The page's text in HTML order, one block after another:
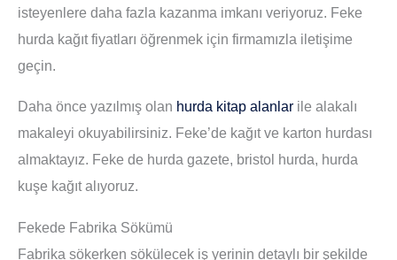
isteyenlere daha fazla kazanma imkanı veriyoruz. Feke
hurda kağıt fiyatları öğrenmek için firmamızla iletişime
geçin.
Daha önce yazılmış olan hurda kitap alanlar ile alakalı
makaleyi okuyabilirsiniz. Feke’de kağıt ve karton hurdası
almaktayız. Feke de hurda gazete, bristol hurda, hurda
kuşe kağıt alıyoruz.
Fekede Fabrika Sökümü
Fabrika sökerken sökülecek iş yerinin detaylı bir şekilde